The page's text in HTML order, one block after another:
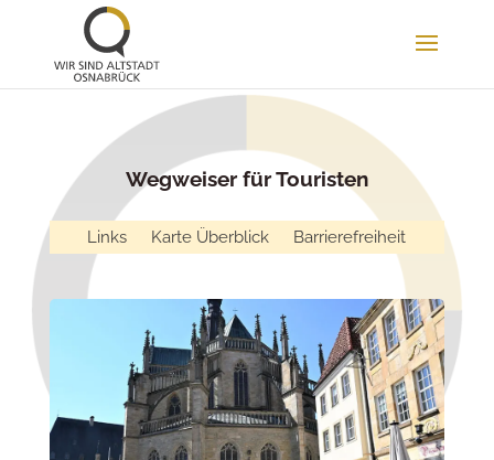
Wegweiser für Touristen
Links Karte Überblick Barrierefreiheit